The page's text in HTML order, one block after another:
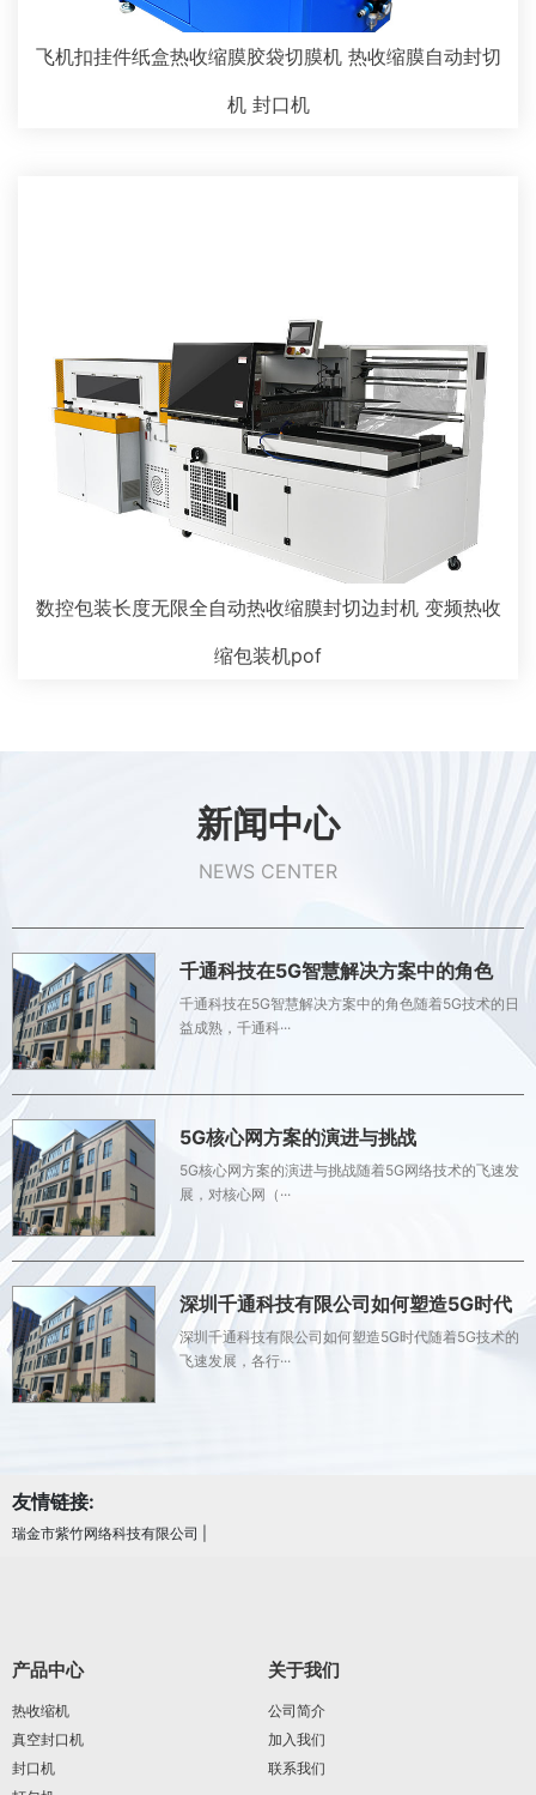
飞机扣挂件纸盒热收缩膜胶袋切膜机 热收缩膜自动封切
机 封口机
数控包装长度无限全自动热收缩膜封切边封机 变频热收
缩包装机pof
新闻中心
NEWS CENTER
千通科技在5G智慧解决方案中的角色
千通科技在5G智慧解决方案中的角色随着5G技术的日
益成熟，千通科···
5G核心网方案的演进与挑战
5G核心网方案的演进与挑战随着5G网络技术的飞速发
展，对核心网（···
深圳千通科技有限公司如何塑造5G时代
深圳千通科技有限公司如何塑造5G时代随着5G技术的
飞速发展，各行···
友情链接:
瑞金市紫竹网络科技有限公司
产品中心
热收缩机
真空封口机
封口机
关于我们
公司简介
加入我们
联系我们